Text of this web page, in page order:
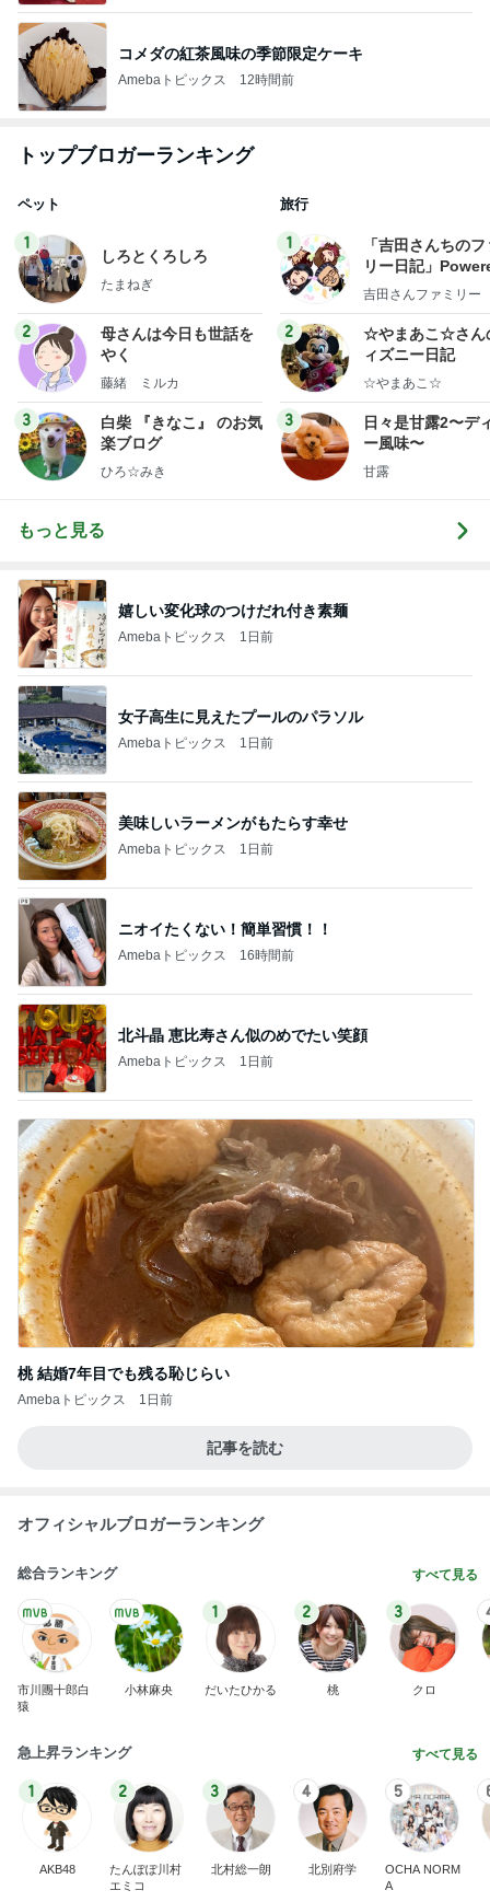
コメダの紅茶風味の季節限定ケーキ
Amebaトピックス 12時間前
トップブロガーランキング
ペット
1
しろとくろしろ
たまねぎ
2
母さんは今日も世話を
やく
藤緒 ミルカ
3
白柴 『きなこ』 のお気
楽ブログ
ひろ☆みき
旅行
1
「吉田さんちの
リー日記」
y Ameba 吉田さ
ログ
吉田さんファミリー
2
☆やまあこ☆さん
ィズニー日記
☆やまあこ☆
3
日々是甘露2〜デ
ー風味〜
甘露
もっと見る
嬉しい変化球のつけだれ付き素麺
Amebaトピックス 1日前
女子高生に見えたプールのパラソル
Amebaトピックス 1日前
美味しいラーメンがもたらす幸せ
Amebaトピックス 1日前
ニオイたくない！簡単習慣！！
Amebaトピックス 16時間前
北斗晶 恵比寿さん似のめでたい笑顔
Amebaトピックス 1日前
桃 結婚7年目でも残る恥じらい
Amebaトピックス 1日前
記事を読む
オフィシャルブロガーランキング
総合ランキング すべて見る
市川團十郎白
猿
小林麻央
1
だいたひかる
2
桃
3
クロ
急上昇ランキング すべて見る
1
AKB48
2
たんぽぽ川村
エミコ
3
北村総一朗
4
北別府学
5
OCHA NORM
A